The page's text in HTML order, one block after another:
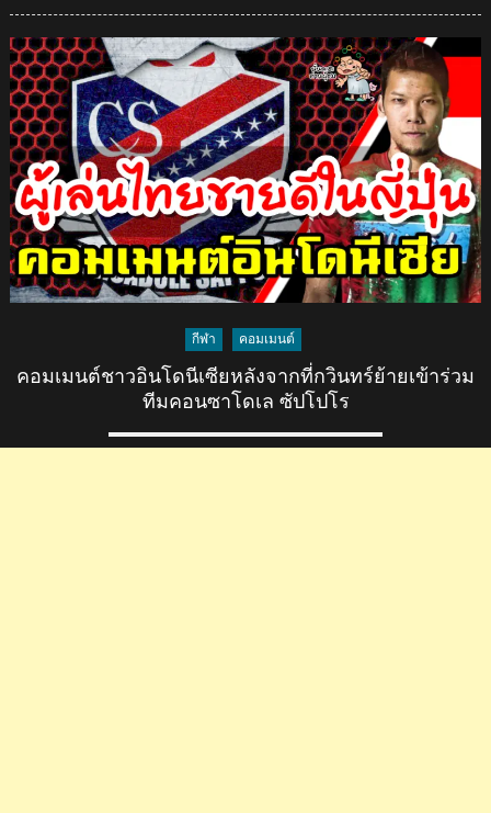
ต์
ชาว
เวียดนาม
หลัง
กวิน
ทร์
ย้าย
เข้า
ร่วม
ทีม
คอน
ซัป
กีฬา คอมเมนต์
คอมเมนต์ชาวอินโดนีเซียหลังจากที่กวินทร์ย้ายเข้าร่วม
ทีมคอนซาโดเล ซัปโปโร